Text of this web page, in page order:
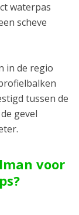
waterpas
scheve
in de regio
tussen de
gevel
voor